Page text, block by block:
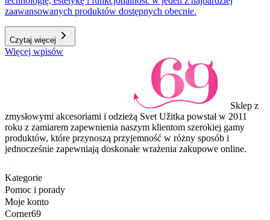
zaawansowanych produktów dostępnych obecnie.
Czytaj więcej
Więcej wpisów
Sklep z
zmysłowymi akcesoriami i odzieżą Svet Užitka powstał w 2011
roku z zamiarem zapewnienia naszym klientom szerokiej gamy
produktów, które przynoszą przyjemność w różny sposób i
jednocześnie zapewniają doskonałe wrażenia zakupowe online.
Kategorie
Pomoc i porady
Moje konto
Corner69